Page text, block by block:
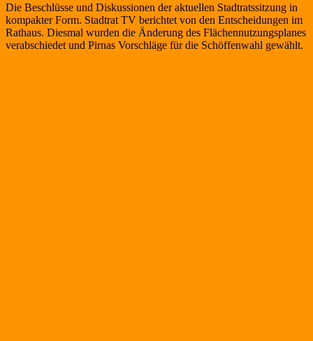
Die Beschlüsse und Diskussionen der aktuellen Stadtratssitzung in
kompakter Form. Stadtrat TV berichtet von den Entscheidungen im
Rathaus. Diesmal wurden die Änderung des Flächennutzungsplanes
verabschiedet und Pirnas Vorschläge für die Schöffenwahl gewählt.